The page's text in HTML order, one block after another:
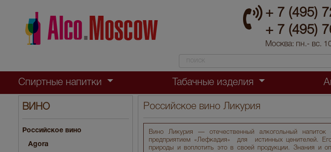
+ 7 (495)
+ 7 (495)
Москва: пн.- вс.
Спиртные напитки Табачные изделия
ВИНО
Российское вино
Agora
Российское вино Ликурия
Вино Ликурия — отечественный алкогольный напиток
предприятием «Лефкадия» для истинных ценителей.
природы и воплотить это в своей продукции. Знания и